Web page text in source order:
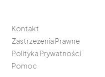
Kontakt
Zastrzeżenia Prawne
Polityka Prywatności
Pomoc